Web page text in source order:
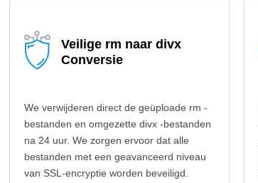
Veilige rm naar divx
Conversie
We verwijderen direct de geüploade rm -
bestanden en omgezette divx -bestanden
na 24 uur. We zorgen ervoor dat alle
bestanden met een geavanceerd niveau
van SSL-encryptie worden beveiligd.